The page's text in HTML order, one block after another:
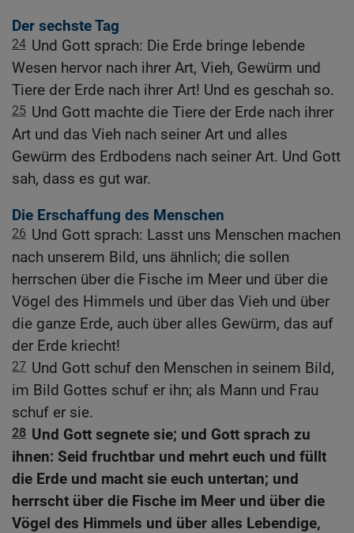
Der sechste Tag
24 Und Gott sprach: Die Erde bringe lebende
Wesen hervor nach ihrer Art, Vieh, Gewürm und
Tiere der Erde nach ihrer Art! Und es geschah so.
25 Und Gott machte die Tiere der Erde nach ihrer
Art und das Vieh nach seiner Art und alles
Gewürm des Erdbodens nach seiner Art. Und Gott
sah, dass es gut war.
Die Erschaffung des Menschen
26 Und Gott sprach: Lasst uns Menschen machen
nach unserem Bild, uns ähnlich; die sollen
herrschen über die Fische im Meer und über die
Vögel des Himmels und über das Vieh und über
die ganze Erde, auch über alles Gewürm, das auf
der Erde kriecht!
27 Und Gott schuf den Menschen in seinem Bild,
im Bild Gottes schuf er ihn; als Mann und Frau
schuf er sie.
28 Und Gott segnete sie; und Gott sprach zu
ihnen: Seid fruchtbar und mehrt euch und füllt
die Erde und macht sie euch untertan; und
herrscht über die Fische im Meer und über die
Vögel des Himmels und über alles Lebendige,